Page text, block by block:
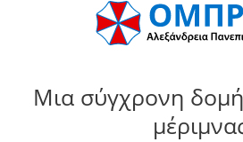
Μια σύγχρονη